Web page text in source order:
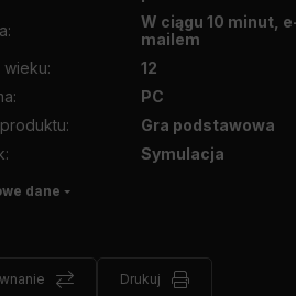
:
W ciągu 10 minut,
mailem
wieku:
12
:
PC
:
Gra podstawowa
: Symulacja
dane
Drukuj